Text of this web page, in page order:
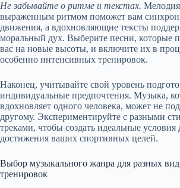
Не забывайте о ритме и текстах. Мелодия
выраженным ритмом поможет вам
движения, а вдохновляющие тексты
моральный дух. Выберите песни, которые
вас на новые высоты, и включите их в
особенно интенсивных тренировок.
Наконец, учитывайте свой уровень
индивидуальные предпочтения. Музыка,
вдохновляет одного человека, может не
другому. Экспериментируйте с разными
треками, чтобы создать идеальные условия
достижения ваших спортивных целей.
Выбор музыкального жанра для разных
тренировок